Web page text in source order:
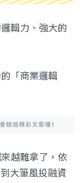
輯力、強大的
「商業邏輯
越難拿了，依
大筆風投融資